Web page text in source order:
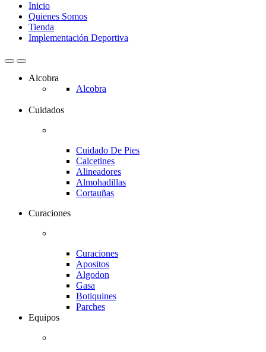
Inicio
Quienes Somos
Tienda
Implementación Deportiva
Alcobra
Alcobra
Cuidados
Cuidado De Pies
Calcetines
Alineadores
Almohadillas
Cortauñas
Curaciones
Curaciones
Apositos
Algodon
Gasa
Botiquines
Parches
Equipos